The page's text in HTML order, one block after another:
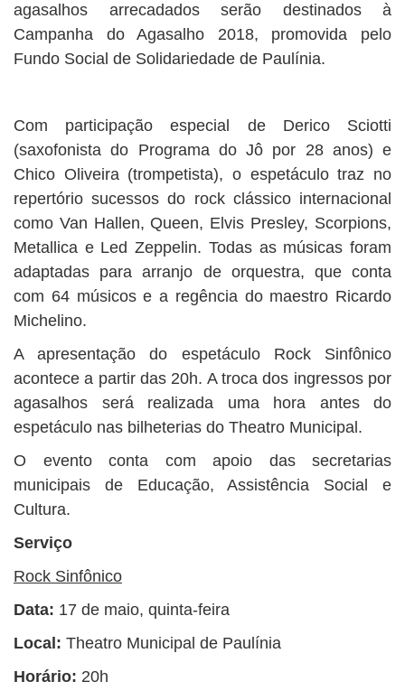
agasalhos arrecadados serão destinados à
Campanha do Agasalho 2018, promovida pelo
Fundo Social de Solidariedade de Paulínia.
Com participação especial de Derico Sciotti
(saxofonista do Programa do Jô por 28 anos) e
Chico Oliveira (trompetista), o espetáculo traz no
repertório sucessos do rock clássico internacional
como Van Hallen, Queen, Elvis Presley, Scorpions,
Metallica e Led Zeppelin. Todas as músicas foram
adaptadas para arranjo de orquestra, que conta
com 64 músicos e a regência do maestro Ricardo
Michelino.
A apresentação do espetáculo Rock Sinfônico
acontece a partir das 20h. A troca dos ingressos por
agasalhos será realizada uma hora antes do
espetáculo nas bilheterias do Theatro Municipal.
O evento conta com apoio das secretarias
municipais de Educação, Assistência Social e
Cultura.
Serviço
Rock Sinfônico
Data: 17 de maio, quinta-feira
Local: Theatro Municipal de Paulínia
Horário: 20h